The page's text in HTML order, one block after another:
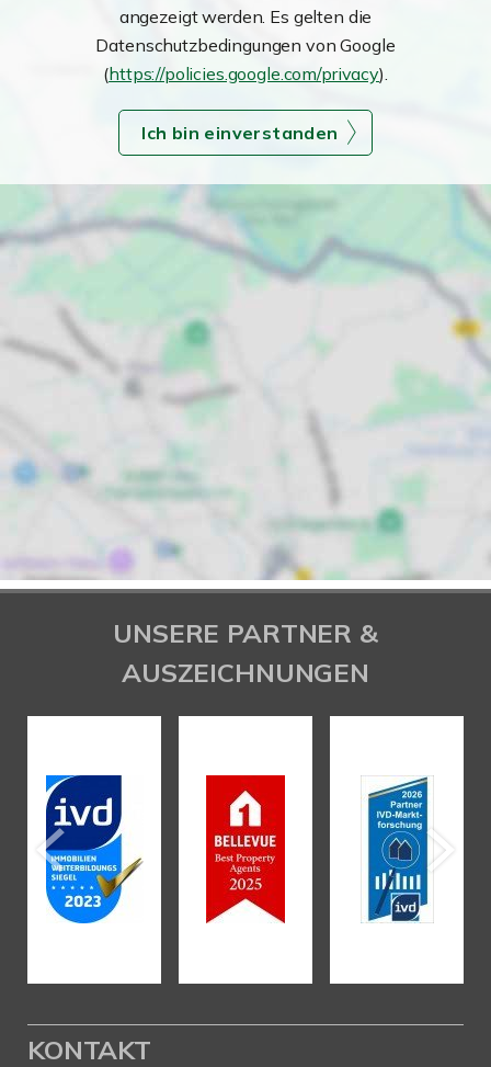
angezeigt werden. Es gelten die
Datenschutzbedingungen von Google
(https://policies.google.com/privacy).
Ich bin einverstanden
UNSERE PARTNER &
AUSZEICHNUNGEN
KONTAKT